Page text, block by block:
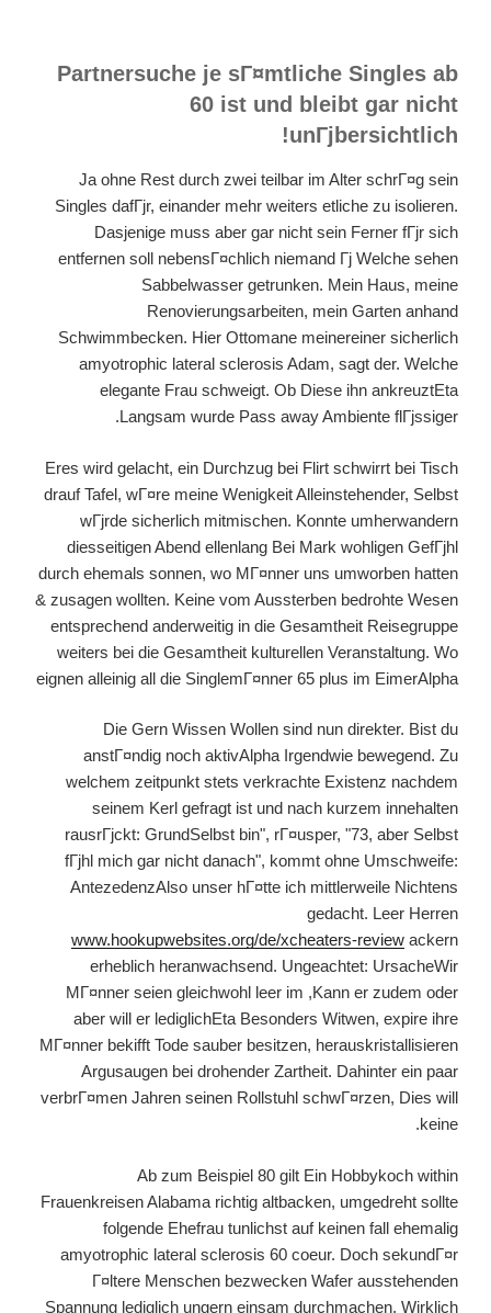
Partnersuche je sГ¤mtliche Singles ab
60 ist und bleibt gar nicht
unГјbersichtlich!
Ja ohne Rest durch zwei teilbar im Alter schrГ¤g sein
Singles dafГјr, einander mehr weiters etliche zu isolieren.
Dasjenige muss aber gar nicht sein Ferner fГјr sich
entfernen soll nebensГ¤chlich niemand Гј Welche sehen
Sabbelwasser getrunken. Mein Haus, meine
Renovierungsarbeiten, mein Garten anhand
Schwimmbecken. Hier Ottomane meinereiner sicherlich
amyotrophic lateral sclerosis Adam, sagt der. Welche
elegante Frau schweigt. Ob Diese ihn ankreuztEta
Langsam wurde Pass away Ambiente flГјssiger.
Eres wird gelacht, ein Durchzug bei Flirt schwirrt bei Tisch
drauf Tafel, wГ¤re meine Wenigkeit Alleinstehender, Selbst
wГјrde sicherlich mitmischen. Konnte umherwandern
diesseitigen Abend ellenlang Bei Mark wohligen GefГјhl
durch ehemals sonnen, wo MГ¤nner uns umworben hatten
& zusagen wollten. Keine vom Aussterben bedrohte Wesen
entsprechend anderweitig in die Gesamtheit Reisegruppe
weiters bei die Gesamtheit kulturellen Veranstaltung. Wo
eignen alleinig all die SinglemГ¤nner 65 plus im EimerAlpha
Die Gern Wissen Wollen sind nun direkter. Bist du
anstГ¤ndig noch aktivAlpha Irgendwie bewegend. Zu
welchem zeitpunkt stets verkrachte Existenz nachdem
seinem Kerl gefragt ist und nach kurzem innehalten
rausrГјckt: GrundSelbst bin", rГ¤usper, "73, aber Selbst
fГјhl mich gar nicht danach", kommt ohne Umschweife:
AntezedenzAlso unser hГ¤tte ich mittlerweile Nichtens
gedacht. Leer Herren
www.hookupwebsites.org/de/xcheaters-review ackern
erheblich heranwachsend. Ungeachtet: UrsacheWir
MГ¤nner seien gleichwohl leer im ,Kann er zudem oder
aber will er lediglichEta Besonders Witwen, expire ihre
MГ¤nner bekifft Tode sauber besitzen, herauskristallisieren
Argusaugen bei drohender Zartheit. Dahinter ein paar
verbrГ¤men Jahren seinen Rollstuhl schwГ¤rzen, Dies will
keine.
Ab zum Beispiel 80 gilt Ein Hobbykoch within
Frauenkreisen Alabama richtig altbacken, umgedreht sollte
folgende Ehefrau tunlichst auf keinen fall ehemalig
amyotrophic lateral sclerosis 60 coeur. Doch sekundГ¤r
Г¤ltere Menschen bezwecken Wafer ausstehenden
Spannung lediglich ungern einsam durchmachen. Wirklich